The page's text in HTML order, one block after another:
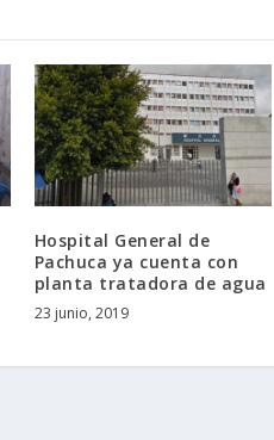
Hospital General de
Pachuca ya cuenta con
planta tratadora de agua
23 junio, 2019